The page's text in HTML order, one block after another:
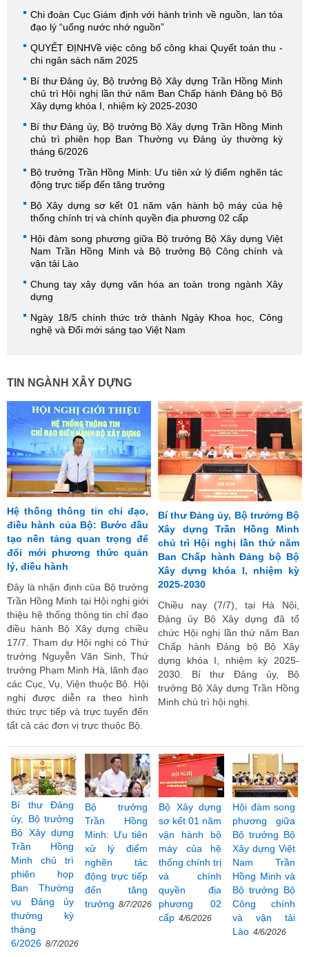
Chi đoàn Cục Giám định với hành trình về nguồn, lan tỏa
đạo lý “uống nước nhớ nguồn”
QUYẾT ĐỊNHVề việc công bố công khai Quyết toán thu -
chi ngân sách năm 2025
Bí thư Đảng ủy, Bộ trưởng Bộ Xây dựng Trần Hồng Minh
chủ trì Hội nghị lần thứ năm Ban Chấp hành Đảng bộ Bộ
Xây dựng khóa I, nhiệm kỳ 2025-2030
Bí thư Đảng ủy, Bộ trưởng Bộ Xây dựng Trần Hồng Minh
chủ trì phiên họp Ban Thường vụ Đảng ủy thường kỳ
tháng 6/2026
Bộ trưởng Trần Hồng Minh: Ưu tiên xử lý điểm nghẽn tác
động trực tiếp đến tăng trưởng
Bộ Xây dựng sơ kết 01 năm vận hành bộ máy của hệ
thống chính trị và chính quyền địa phương 02 cấp
Hội đàm song phương giữa Bộ trưởng Bộ Xây dựng Việt
Nam Trần Hồng Minh và Bộ trưởng Bộ Công chính và
vận tải Lào
Chung tay xây dựng văn hóa an toàn trong ngành Xây
dựng
Ngày 18/5 chính thức trở thành Ngày Khoa học, Công
nghệ và Đổi mới sáng tạo Việt Nam
TIN NGÀNH XÂY DỰNG
Hệ thống thông tin chỉ đạo,
điều hành của Bộ: Bước đầu
tạo nền tảng quan trọng để
đổi mới phương thức quản
lý, điều hành
Đây là nhận định của Bộ trưởng
Trần Hồng Minh tại Hội nghị giới
thiệu hệ thống thông tin chỉ đạo
điều hành Bộ Xây dựng chiều
17/7. Tham dự Hội nghị có Thứ
trưởng Nguyễn Văn Sinh, Thứ
trưởng Phạm Minh Hà, lãnh đạo
các Cục, Vụ, Viện thuộc Bộ. Hội
nghị được diễn ra theo hình
thức trực tiếp và trực tuyến đến
tất cả các đơn vị trực thuộc Bộ.
Bí thư Đảng ủy, Bộ trưởng Bộ
Xây dựng Trần Hồng Minh
chủ trì Hội nghị lần thứ năm
Ban Chấp hành Đảng bộ Bộ
Xây dựng khóa I, nhiệm kỳ
2025-2030
Chiều nay (7/7), tại Hà Nội,
Đảng ủy Bộ Xây dựng đã tổ
chức Hội nghị lần thứ năm Ban
Chấp hành Đảng bộ Bộ Xây
dựng khóa I, nhiệm kỳ 2025-
2030. Bí thư Đảng ủy, Bộ
trưởng Bộ Xây dựng Trần Hồng
Minh chủ trì hội nghị.
Bí thư Đảng
ủy, Bộ trưởng
Bộ Xây dựng
Trần Hồng
Minh chủ trì
phiên họp
Ban Thường
vụ Đảng ủy
thường kỳ
tháng
6/2026 8/7/2026
Bộ trưởng
Trần Hồng
Minh: Ưu tiên
xử lý điểm
nghẽn tác
động trực tiếp
đến tăng
trưởng 8/7/2026
Bộ Xây dựng
sơ kết 01 năm
vận hành bộ
máy của hệ
thống chính trị
và chính
quyền địa
phương 02
cấp 4/6/2026
Hội đàm song
phương giữa
Bộ trưởng Bộ
Xây dựng Việt
Nam Trần
Hồng Minh và
Bộ trưởng Bộ
Công chính
và vận tải
Lào 4/6/2026